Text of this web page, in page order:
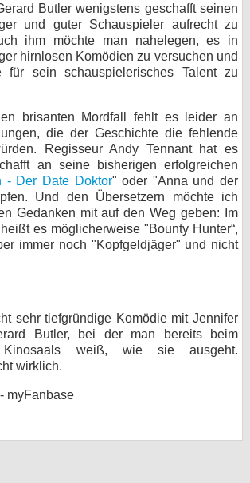
Butler wenigstens geschafft seinen
und guter Schauspieler aufrecht zu
ihm möchte man nahelegen, es in
hirnlosen Komödien zu versuchen und
für sein schauspielerisches Talent zu
brisanten Mordfall fehlt es leider an
die der Geschichte die fehlende
Regisseur Andy Tennant hat es
an seine bisherigen erfolgreichen
- Der Date Doktor" oder "Anna und der
Und den Übersetzern möchte ich
Gedanken mit auf den Weg geben: Im
es möglicherweise "Bounty Hunter“,
immer noch "Kopfgeldjäger" und nicht
sehr tiefgründige Komödie mit Jennifer
Butler, bei der man bereits beim
weiß, wie sie ausgeht.
wirklich.
myFanbase